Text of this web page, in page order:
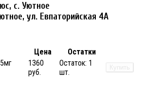
с. Уютное
ул. Евпаторийская 4А
Цена
Остатки
1360
руб.
Остаток: 1
шт.
Купить